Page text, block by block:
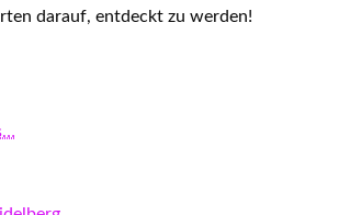
darauf, entdeckt zu werden!